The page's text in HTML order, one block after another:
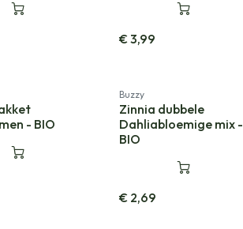
€3,99
- BIO
Nieuw!
Buzzy
Zinnia dubbele
Dahliabloemige mix -
BIO
€ 2,69